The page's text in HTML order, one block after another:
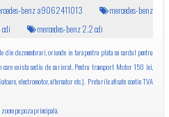
benz a9062411013
mercedes-benz
mercedes-benz 2.2 cdi
dezmembrari, oriunde in tara pentru plata cu cardul pentru
exista sediu de curierat. Pentru transport Motor 150 lei,
electromotor, alternator etc.). Preturile afisate contin TVA
pe poza principala.